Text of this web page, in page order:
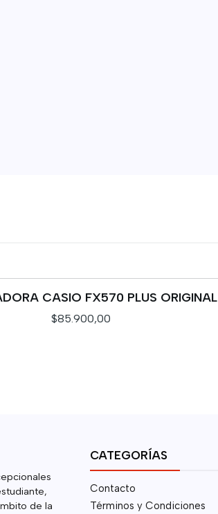
CASIO FX570 PLUS ORIGINAL
$85.900,00
de la
CATEGORÍAS
Contacto
Términos y Condiciones